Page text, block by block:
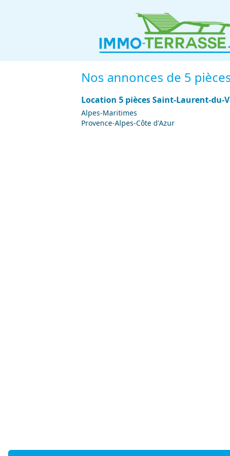
Nos annonces de 5
Location 5 pièces Saint-Laurent-du-
Alpes-Maritimes
Provence-Alpes-Côte d'Azur